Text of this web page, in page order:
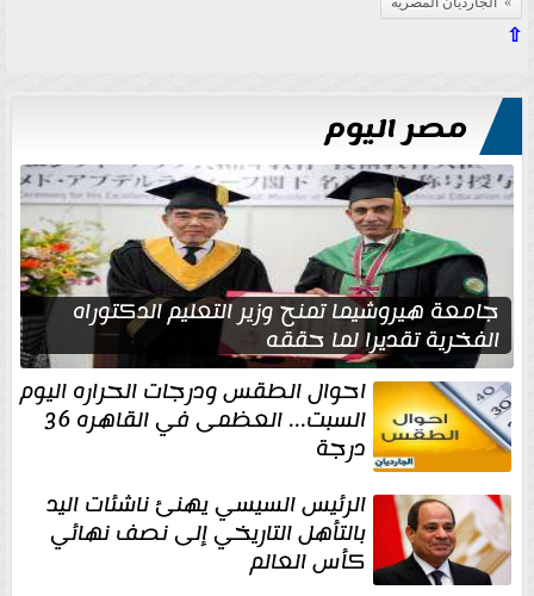
⇧
مصر اليوم
جامعة هيروشيما تمنح وزير التعليم الدكتوراه
الفخرية تقديرا لما حققه
احوال الطقس ودرجات الحراره اليوم
السبت... العظمى في القاهره 36
درجة
الرئيس السيسي يهنئ ناشئات اليد
بالتأهل التاريخي إلى نصف نهائي
كأس العالم